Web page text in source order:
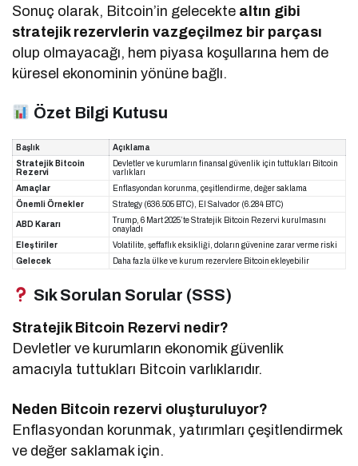
Sonuç olarak, Bitcoin’in gelecekte altın gibi
stratejik rezervlerin vazgeçilmez bir parçası
olup olmayacağı, hem piyasa koşullarına hem de
küresel ekonominin yönüne bağlı.
Özet Bilgi Kutusu
Başlık
Açıklama
Stratejik Bitcoin
Rezervi
Devletler ve kurumların finansal güvenlik için tuttukları Bitcoin
varlıkları
Amaçlar
Enflasyondan korunma, çeşitlendirme, değer saklama
Önemli Örnekler
Strategy (636.505 BTC), El Salvador (6.284 BTC)
ABD Kararı
Trump, 6 Mart 2025’te Stratejik Bitcoin Rezervi kurulmasını
onayladı
Eleştiriler
Volatilite, şeffaflık eksikliği, doların güvenine zarar verme riski
Gelecek
Daha fazla ülke ve kurum rezervlere Bitcoin ekleyebilir
Sık Sorulan Sorular (SSS)
Stratejik Bitcoin Rezervi nedir?
Devletler ve kurumların ekonomik güvenlik
amacıyla tuttukları Bitcoin varlıklarıdır.
Neden Bitcoin rezervi oluşturuluyor?
Enflasyondan korunmak, yatırımları çeşitlendirmek
ve değer saklamak için.